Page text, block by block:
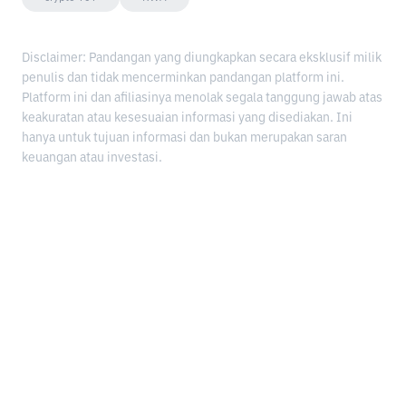
Disclaimer: Pandangan yang diungkapkan secara eksklusif milik
penulis dan tidak mencerminkan pandangan platform ini.
Platform ini dan afiliasinya menolak segala tanggung jawab atas
keakuratan atau kesesuaian informasi yang disediakan. Ini
hanya untuk tujuan informasi dan bukan merupakan saran
keuangan atau investasi.